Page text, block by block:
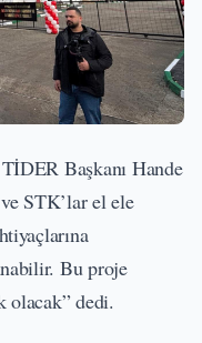
Başkanı Hande
STK’lar el ele
Bu proje
olacak” dedi.